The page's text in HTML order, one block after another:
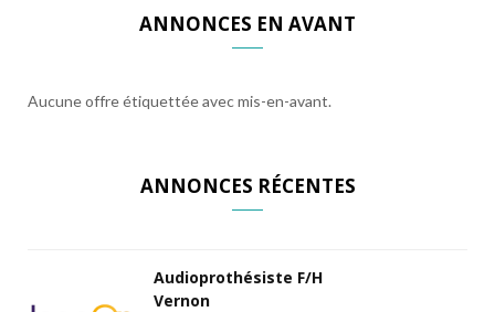
ANNONCES EN AVANT
Aucune offre étiquettée avec mis-en-avant.
ANNONCES RÉCENTES
Audioprothésiste F/H
Vernon